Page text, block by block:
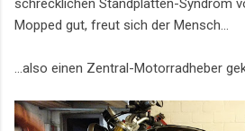
Mopped gut, freut sich der Mensch...
...also einen Zentral-Motorradheber